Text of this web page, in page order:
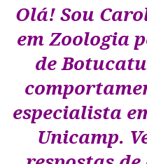
Olá! Sou
em Zoologia
de
especialista
Unicamp.